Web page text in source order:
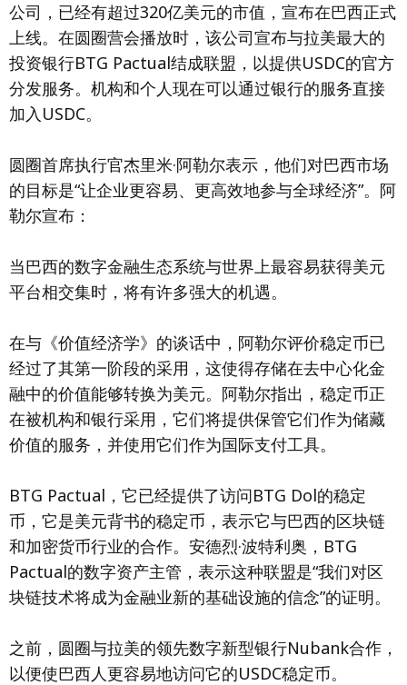
公司，已经有超过320亿美元的市值，宣布在巴西正式
上线。在圆圈营会播放时，该公司宣布与拉美最大的
投资银行BTG Pactual结成联盟，以提供USDC的官方
分发服务。机构和个人现在可以通过银行的服务直接
加入USDC。
圆圈首席执行官杰里米·阿勒尔表示，他们对巴西市场
的目标是“让企业更容易、更高效地参与全球经济”。阿
勒尔宣布：
当巴西的数字金融生态系统与世界上最容易获得美元
平台相交集时，将有许多强大的机遇。
在与《价值经济学》的谈话中，阿勒尔评价稳定币已
经过了其第一阶段的采用，这使得存储在去中心化金
融中的价值能够转换为美元。阿勒尔指出，稳定币正
在被机构和银行采用，它们将提供保管它们作为储藏
价值的服务，并使用它们作为国际支付工具。
BTG Pactual，它已经提供了访问BTG Dol的稳定
币，它是美元背书的稳定币，表示它与巴西的区块链
和加密货币行业的合作。安德烈·波特利奥，BTG
Pactual的数字资产主管，表示这种联盟是“我们对区
块链技术将成为金融业新的基础设施的信念”的证明。
之前，圆圈与拉美的领先数字新型银行Nubank合作，
以便使巴西人更容易地访问它的USDC稳定币。